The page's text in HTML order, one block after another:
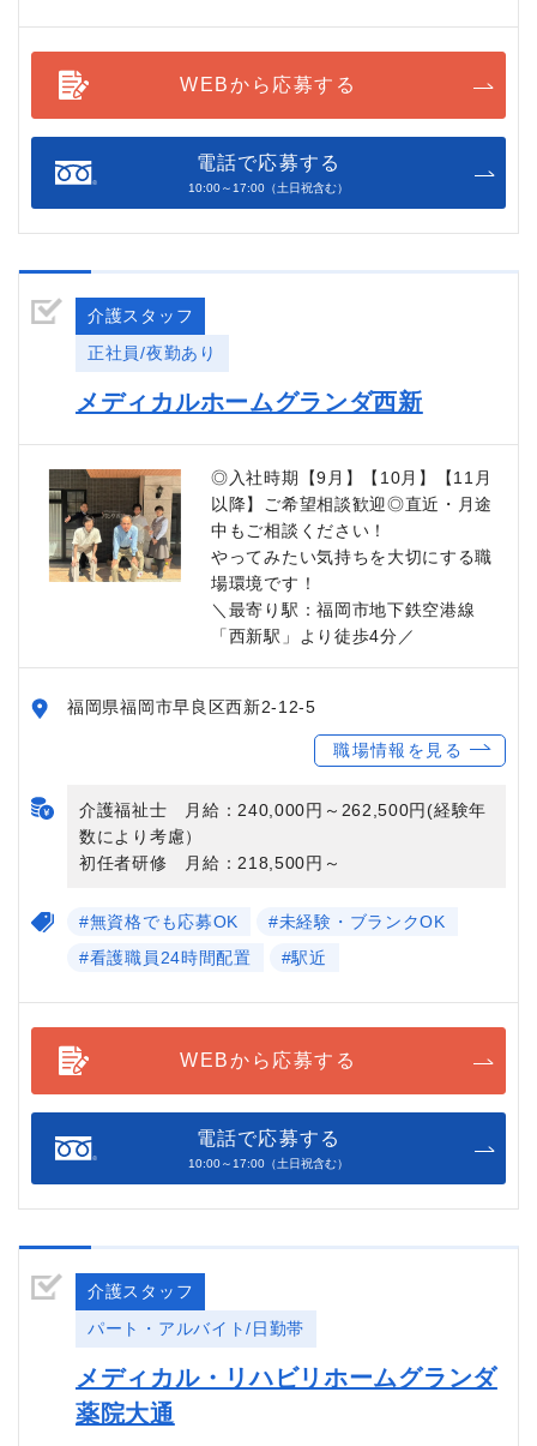
WEBから応募する
電話で応募する
10:00～17:00（土日祝含む）
介護スタッフ
正社員/夜勤あり
メディカルホームグランダ西新
◎入社時期【9月】【10月】【11月
以降】ご希望相談歓迎◎直近・月途
中もご相談ください！
やってみたい気持ちを大切にする職
場環境です！
＼最寄り駅：福岡市地下鉄空港線
「西新駅」より徒歩4分／
福岡県福岡市早良区西新2-12-5
職場情報を見る
介護福祉士 月給：240,000円～262,500円(経験年
数により考慮）
初任者研修 月給：218,500円～
#無資格でも応募OK
#未経験・ブランクOK
#看護職員24時間配置
#駅近
WEBから応募する
電話で応募する
10:00～17:00（土日祝含む）
介護スタッフ
パート・アルバイト/日勤帯
メディカル・リハビリホームグランダ
薬院大通